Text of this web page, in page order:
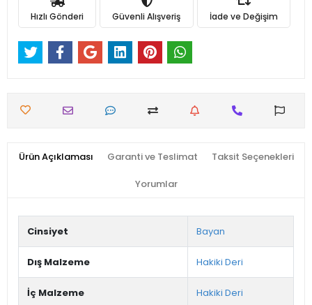
Hızlı Gönderi Güvenli Alışveriş İade ve Değişim
Ürün Açıklaması Garanti ve Teslimat Taksit Seçenekleri
Yorumlar
Cinsiyet Bayan
Dış Malzeme Hakiki Deri
İç Malzeme Hakiki Deri